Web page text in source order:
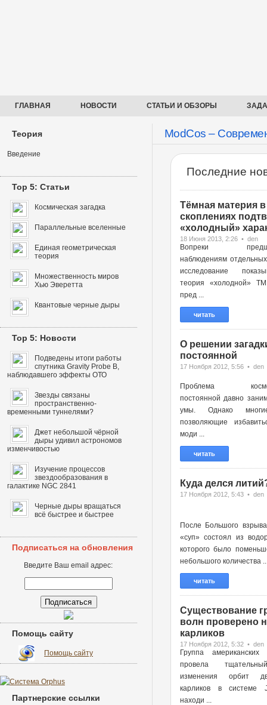
ГЛАВНАЯ НОВОСТИ СТАТЬИ И ОБЗОРЫ
ModCos –
Последние
Тёмная материя в
скоплениях
«холодный»
18 Июня 2013, 2:26 • den
Вопреки
наблюдениям
исследование
теория «холодной»
пред ...
читать
О решении
постоянной
17 Ноября 2012, 5:56 • den
Проблема
постоянной давно
умы. Однако
позволяющие
моди ...
читать
Куда делся
17 Ноября 2012, 5:43 • den
После Большого
«суп» состоял из
которого было
небольшого количества
читать
Существование
волн проверено
карликов
17 Ноября 2012, 5:32 • den
Группа американских
провела
изменения орбит
карликов в системе
находи ...
Теория
Введение
Top 5: Статьи
Космическая загадка
Параллельные вселенные
Единая геометрическая
теория
Множественность миров
Хью Эверетта
Квантовые черные дыры
Top 5: Новости
Подведены итоги работы
спутника Gravity Probe B,
наблюдавшего эффекты ОТО
Звезды связаны
пространственно-
временными туннелями?
Джет небольшой чёрной
дыры удивил астрономов
изменчивостью
Изучение процессов
звездообразования в
галактике NGC 2841
Черные дыры вращаться
всё быстрее и быстрее
Подписаться на обновления
Введите Ваш email адрес:
Помощь сайту
Помощь сайту
Партнерские ссылки